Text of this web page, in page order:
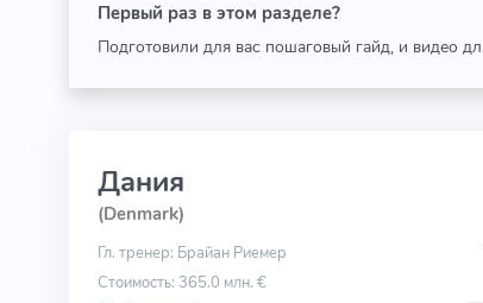
Первый раз в этом разделе?
Подготовили для вас пошаговый гайд, и видео
Дания
(Denmark)
Гл. тренер: Брайан Риемер
Стоимость: 365.0 млн. €